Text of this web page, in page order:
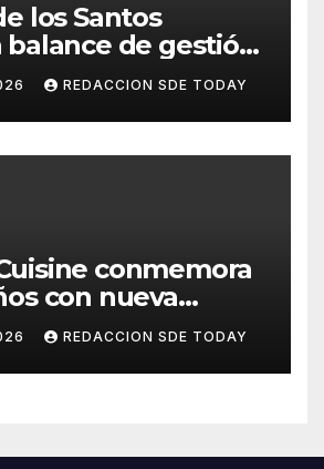
los Santos
balance de gestión
aprobadas
históricos en el
REDACCION SDE TODAY
conmemora
con nueva
y nuevos
REDACCION SDE TODAY